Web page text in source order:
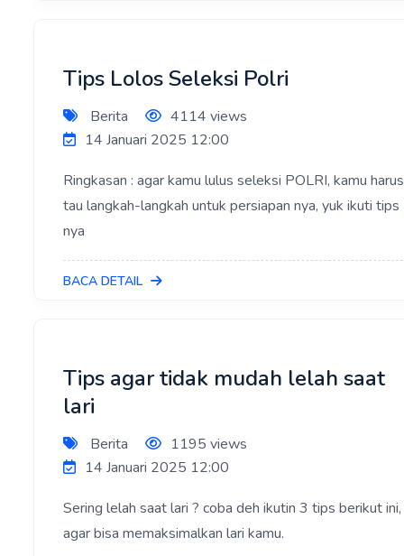
Tips Lolos Seleksi Polri
Berita
4114 views
14 Januari 2025 12:00
Ringkasan : agar kamu lulus seleksi POLRI, kamu harus
tau langkah-langkah untuk persiapan nya, yuk ikuti tips
nya
BACA DETAIL
Tips agar tidak mudah lelah saat
lari
Berita
1195 views
14 Januari 2025 12:00
Sering lelah saat lari ? coba deh ikutin 3 tips berikut ini,
agar bisa memaksimalkan lari kamu.